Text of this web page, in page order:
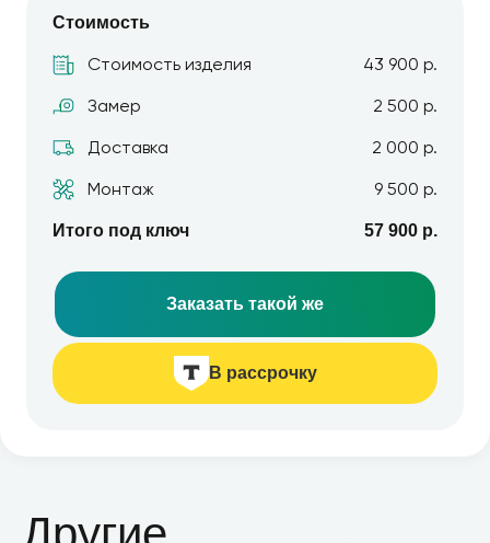
Стоимость
Стоимость изделия
43 900 р.
Замер
2 500 р.
Доставка
2 000 р.
Монтаж
9 500 р.
Итого под ключ 57 900 р.
Заказать такой же
В рассрочку